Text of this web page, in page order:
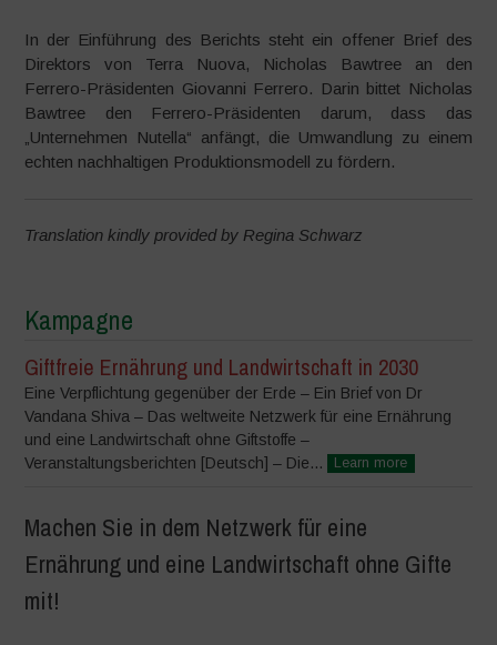
In der Einführung des Berichts steht ein offener Brief des
Direktors von Terra Nuova, Nicholas Bawtree an den
Ferrero-Präsidenten Giovanni Ferrero. Darin bittet Nicholas
Bawtree den Ferrero-Präsidenten darum, dass das
„Unternehmen Nutella“ anfängt, die Umwandlung zu einem
echten nachhaltigen Produktionsmodell zu fördern.
Translation kindly provided by Regina Schwarz
Kampagne
Giftfreie Ernährung und Landwirtschaft in 2030
Eine Verpflichtung gegenüber der Erde – Ein Brief von Dr
Vandana Shiva – Das weltweite Netzwerk für eine Ernährung
und eine Landwirtschaft ohne Giftstoffe –
Veranstaltungsberichten [Deutsch] – Die...
Learn more
Machen Sie in dem Netzwerk für eine
Ernährung und eine Landwirtschaft ohne Gifte
mit!